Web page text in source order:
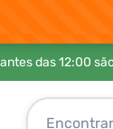
das 12:00